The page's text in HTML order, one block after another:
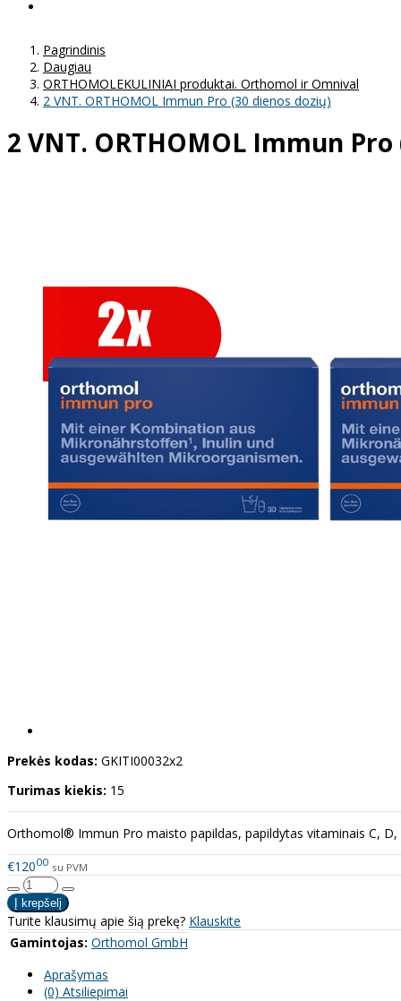
Pagrindinis
Daugiau
ORTHOMOLEKULINIAI produktai. Orthomol ir Omnival
2 VNT. ORTHOMOL Immun Pro (30 dienos dozių)
2 VNT. ORTHOMOL Immun
Prekės kodas: GKITI00032x2
Turimas kiekis: 15
Orthomol® Immun Pro maisto papildas, papildytas vitaminais C,
€12000 su PVM
Turite klausimų apie šią prekę? Klauskite
Gamintojas: Orthomol GmbH
Aprašymas
(0) Atsiliepimai